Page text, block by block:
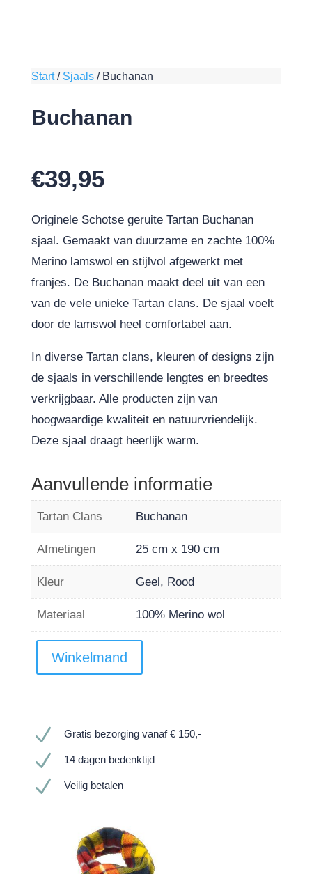
Start/ Sjaals/ Buchanan
Buchanan
€39,95
Originele Schotse geruite Tartan Buchanan
sjaal. Gemaakt van duurzame en zachte 100%
Merino lamswol en stijlvol afgewerkt met
franjes. De Buchanan maakt deel uit van een
van de vele unieke Tartan clans. De sjaal voelt
door de lamswol heel comfortabel aan.
In diverse Tartan clans, kleuren of designs zijn
de sjaals in verschillende lengtes en breedtes
verkrijgbaar. Alle producten zijn van
hoogwaardige kwaliteit en natuurvriendelijk.
Deze sjaal draagt heerlijk warm.
Aanvullende informatie
Tartan Clans Buchanan
Afmetingen 25 cm x 190 cm
Kleur Geel, Rood
Materiaal 100% Merino wol
Winkelmand
N Gratis bezorging vanaf € 150,-
N 14 dagen bedenktijd
N Veilig betalen